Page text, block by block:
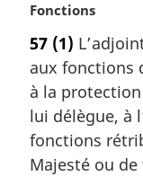
n
a
e
:
N
t
e
m
a
g
i
Fonctions
57 (1)
aux fonctions
à la
lui délègue, à
fonctions
Majesté ou